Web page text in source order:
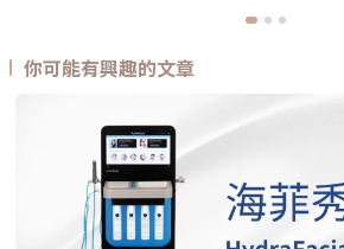
你可能有興趣的文章